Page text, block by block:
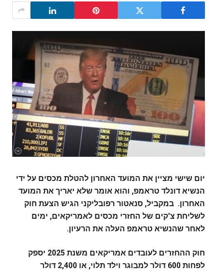
יום שישי מציין את המועד האחרון להטלת מכסים על ידי
הנשיא דונלד טראמפ, והוא אומר שלא יאריך את המועד
האחרון. במקביל, סנאטור רפובליקני הגיש הצעת חוק
לשליחת צ'קים של החזרי מכסים לאמריקאים, ימים
לאחר שהנשיא טראמפ העלה את הרעיון.
חוק ההחזרים לעובדים אמריקאים משנת 2025 יספק
לפחות 600 דולר למבוגר וילד תלוי, או 2,400 דולר